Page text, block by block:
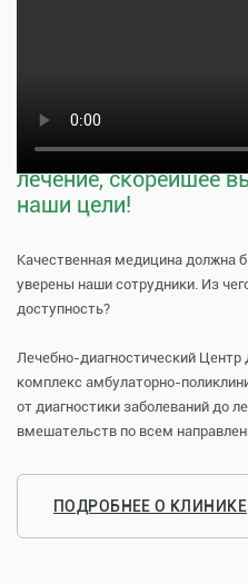
Тщательная
лечение, скорейшее
наши цели!
Качественная медицина должна
уверены наши сотрудники. Из
доступность?
Лечебно-диагностический
комплекс амбулаторно-
от диагностики заболеваний до
вмешательств по всем
ПОДРОБНЕЕ О КЛИНИКЕ